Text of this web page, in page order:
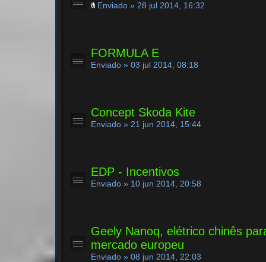
Enviado » 28 jul 2014, 16:32
FORMULA E
Enviado » 03 jul 2014, 08:18
Concept Skoda Kite
Enviado » 21 jun 2014, 15:44
EDP - Incentivos
Enviado » 10 jun 2014, 20:58
Geely Nanoq, elétrico chinês
mercado europeu
Enviado » 08 jun 2014, 22:03